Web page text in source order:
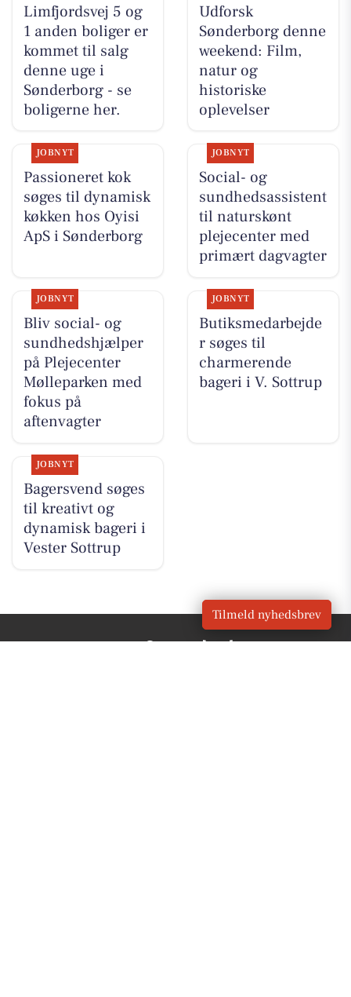
Limfjordsvej 5 og
1 anden boliger er
kommet til salg
denne uge i
Sønderborg - se
boligerne her.
Udforsk
Sønderborg denne
weekend: Film,
natur og
historiske
oplevelser
JOBNYT
Passioneret kok
søges til dynamisk
køkken hos Oyisi
ApS i Sønderborg
JOBNYT
Social- og
sundhedsassistent
til naturskønt
plejecenter med
primært dagvagter
JOBNYT
Bliv social- og
sundhedshjælper
på Plejecenter
Mølleparken med
fokus på
aftenvagter
JOBNYT
Butiksmedarbejde
r søges til
charmerende
bageri i V. Sottrup
JOBNYT
Bagersvend søges
til kreativt og
dynamisk bageri i
Vester Sottrup
VORES Sønderborg
Tilmeld nyhedsbrev